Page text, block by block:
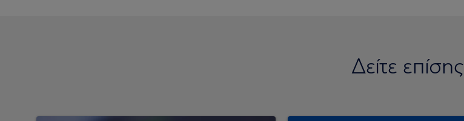
Δείτε επίσης